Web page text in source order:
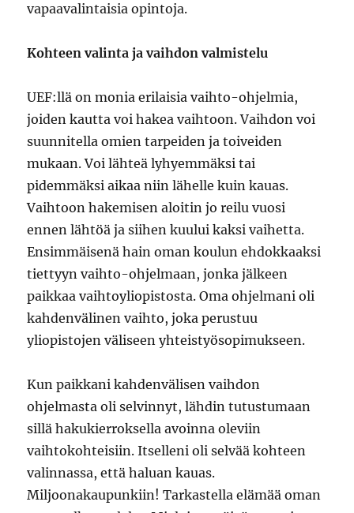
vapaavalintaisia opintoja.
Kohteen valinta ja vaihdon valmistelu
UEF:llä on monia erilaisia vaihto-ohjelmia,
joiden kautta voi hakea vaihtoon. Vaihdon voi
suunnitella omien tarpeiden ja toiveiden
mukaan. Voi lähteä lyhyemmäksi tai
pidemmäksi aikaa niin lähelle kuin kauas.
Vaihtoon hakemisen aloitin jo reilu vuosi
ennen lähtöä ja siihen kuului kaksi vaihetta.
Ensimmäisenä hain oman koulun ehdokkaaksi
tiettyyn vaihto-ohjelmaan, jonka jälkeen
paikkaa vaihtoyliopistosta. Oma ohjelmani oli
kahdenvälinen vaihto, joka perustuu
yliopistojen väliseen yhteistyösopimukseen.
Kun paikkani kahdenvälisen vaihdon
ohjelmasta oli selvinnyt, lähdin tutustumaan
sillä hakukierroksella avoinna oleviin
vaihtokohteisiin. Itselleni oli selvää kohteen
valinnassa, että haluan kauas.
Miljoonakaupunkiin! Tarkastella elämää oman